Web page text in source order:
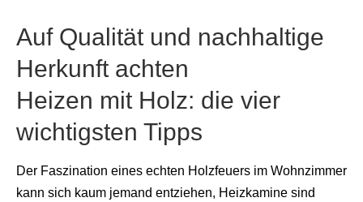
Auf Qualität und nachhaltige
Herkunft achten
Heizen mit Holz: die vier
wichtigsten Tipps
Der Faszination eines echten Holzfeuers im Wohnzimmer
kann sich kaum jemand entziehen, Heizkamine sind